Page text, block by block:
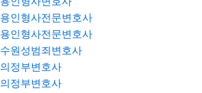
용인형사전문변호사
용인형사전문변호사
수원성범죄변호사
의정부변호사
의정부변호사